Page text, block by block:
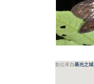
點位來自慕光之城